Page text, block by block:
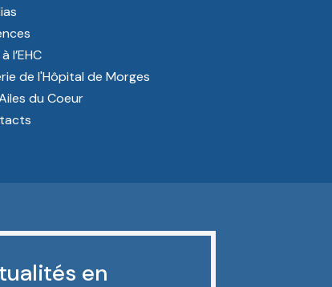
l’EHC
de l'Hôpital de Morges
du Coeur
en